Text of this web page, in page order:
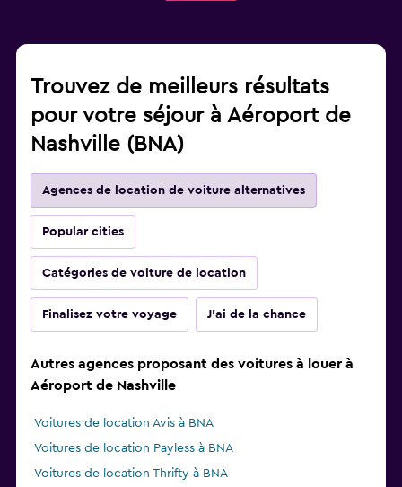
Trouvez de meilleurs résultats
pour votre séjour à Aéroport de
Nashville (BNA)
Agences de location de voiture alternatives
Popular cities
Catégories de voiture de location
Finalisez votre voyage J'ai de la chance
Autres agences proposant des voitures à louer à
Aéroport de Nashville
Voitures de location Avis à BNA
Voitures de location Payless à BNA
Voitures de location Thrifty à BNA